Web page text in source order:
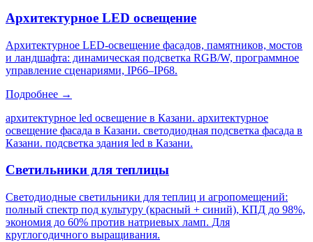
Архитектурное LED освещение
Архитектурное LED-освещение фасадов, памятников, мостов
и ландшафта: динамическая подсветка RGB/W, программное
управление сценариями, IP66–IP68.
Подробнее →
архитектурное led освещение в Казани. архитектурное
освещение фасада в Казани. светодиодная подсветка фасада в
Казани. подсветка здания led в Казани.
Светильники для теплицы
Светодиодные светильники для теплиц и агропомещений:
полный спектр под культуру (красный + синий), КПД до 98%,
экономия до 60% против натриевых ламп. Для
круглогодичного выращивания.